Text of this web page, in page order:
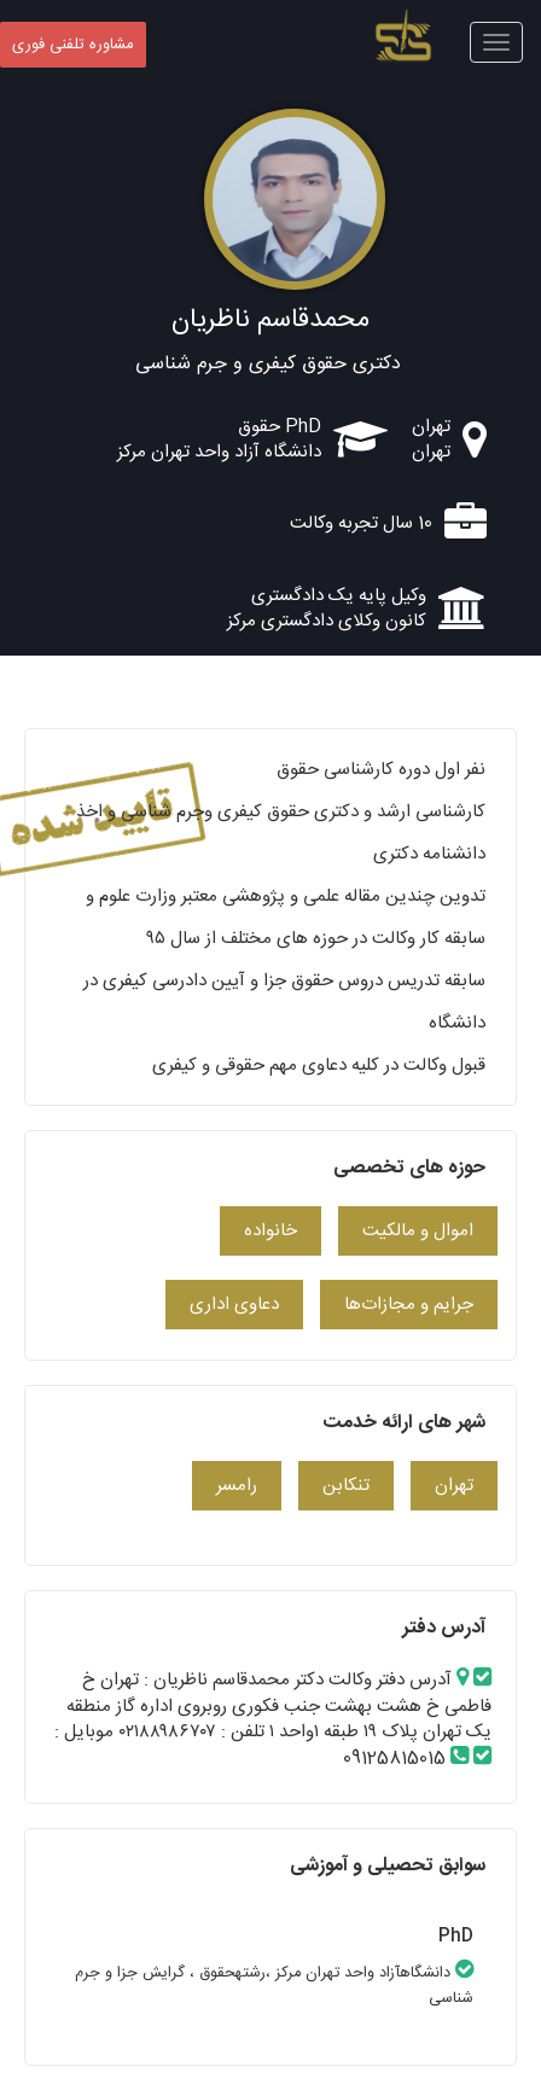
Toggle
navigation
مشاوره تلفنی فوری
محمدقاسم ناظریان
دکتری حقوق کیفری و جرم شناسی
تهران
تهران
PhD حقوق
دانشگاه آزاد واحد تهران مرکز
10 سال تجربه وکالت
وکیل پایه یک دادگستری
کانون وکلای دادگستری مرکز
نفر اول دوره کارشناسی حقوق
کارشناسی ارشد و دکتری حقوق کیفری وجرم شناسی و اخذ
دانشنامه دکتری
تدوین چندین مقاله علمی و پژوهشی معتبر وزارت علوم و
سابقه کار وکالت در حوزه های مختلف از سال ۹۵
سابقه تدریس دروس حقوق جزا و آیین دادرسی کیفری در
دانشگاه
قبول وکالت در کلیه دعاوی مهم حقوقی و کیفری
حوزه های تخصصی
اموال و مالکیت خانواده
جرایم و مجازات‌ها دعاوی اداری
شهر های ارائه خدمت
تهران تنکابن رامسر
آدرس دفتر
آدرس دفتر وکالت دکتر محمدقاسم ناظریان : تهران خ
فاطمی خ هشت بهشت جنب فکوری روبروی اداره گاز منطقه
یک تهران پلاک ۱۹ طبقه ۱واحد ۱ تلفن : ۰۲۱۸۸۹۸۶۷۰۷ موبایل :
09125815015
سوابق تحصیلی و آموزشی
PhD
دانشگاهآزاد واحد تهران مرکز ،رشتهحقوق ، گرایش جزا و جرم
شناسی